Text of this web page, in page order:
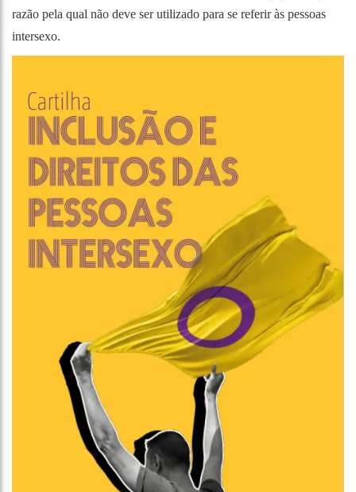
razão pela qual não deve ser utilizado para se referir às pessoas
intersexo.